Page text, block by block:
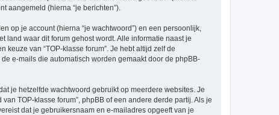
aangemeld (hierna “je berichten”).
op je account (hierna “je wachtwoord”) en een persoonlijk,
land waar dit forum gehost wordt. Alle informatie naast je
van “TOP-klasse forum”. Je hebt altijd zelf de
e-mails die automatisch worden gemaakt door de phpBB-
je hetzelfde wachtwoord gebruikt op meerdere websites. Je
TOP-klasse forum”, phpBB of een andere derde partij. Als je
dat je gebruikersnaam en e-mailadres opgeeft van je